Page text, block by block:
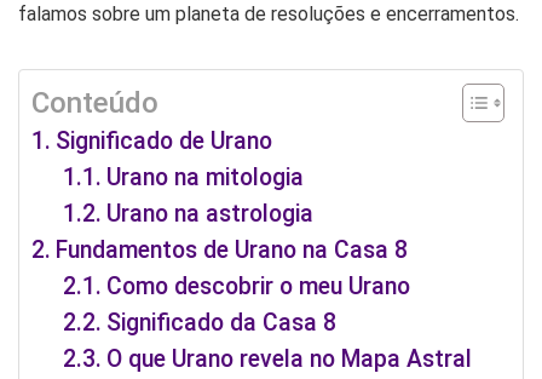
falamos sobre um planeta de resoluções e encerramentos.
Conteúdo
Significado de Urano
Urano na mitologia
Urano na astrologia
Fundamentos de Urano na Casa 8
Como descobrir o meu Urano
Significado da Casa 8
O que Urano revela no Mapa Astral